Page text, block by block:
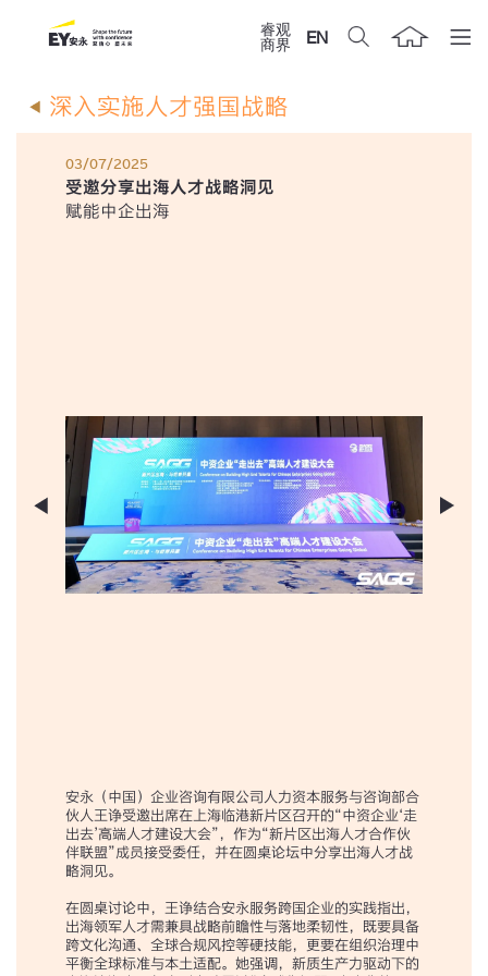
睿观
商界
EN
深入实施人才强国战略
03/07/2025
受邀分享出海人才战略洞见
赋能中企出海
安永（中国）企业咨询有限公司人力资本服务与咨询部合
伙人王诤受邀出席在上海临港新片区召开的“中资企业‘走
出去’高端人才建设大会”，作为“新片区出海人才合作伙
伴联盟”成员接受委任，并在圆桌论坛中分享出海人才战
略洞见。
在圆桌讨论中，王诤结合安永服务跨国企业的实践指出，
出海领军人才需兼具战略前瞻性与落地柔韧性，既要具备
跨文化沟通、全球合规风控等硬技能，更要在组织治理中
平衡全球标准与本土适配。她强调，新质生产力驱动下的